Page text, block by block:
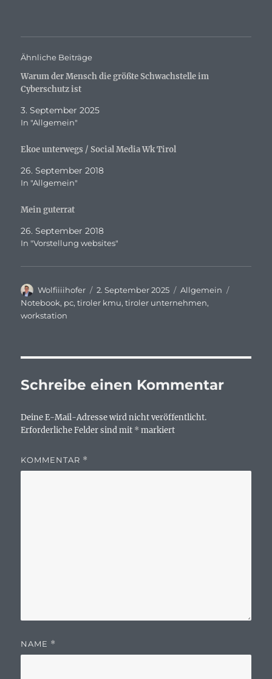
Ähnliche Beiträge
Warum der Mensch die größte Schwachstelle im
Cyberschutz ist
3. September 2025
In "Allgemein"
Ekoe unterwegs / Social Media Wk Tirol
26. September 2018
In "Allgemein"
Mein guterrat
26. September 2018
In "Vorstellung websites"
Autor
Wolfiiiihofer
Veröffentlicht
am
2. September 2025 Kategorien
Allgemein
Notebook, pc,tiroler kmu,tiroler unternehmen,
workstation
Schreibe einen Kommentar
Deine E-Mail-Adresse wird nicht veröffentlicht.
Erforderliche Felder sind mit * markiert
KOMMENTAR *
NAME *